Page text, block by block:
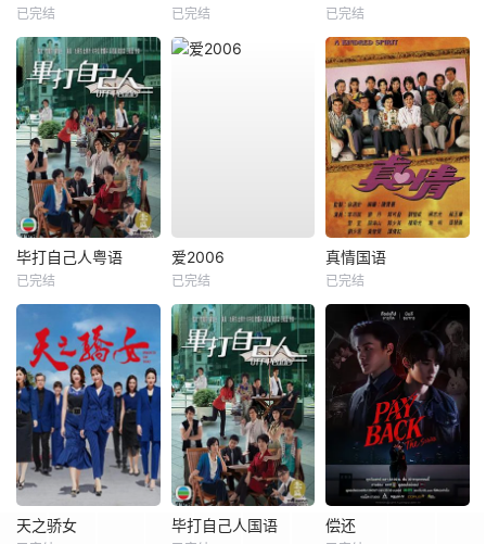
已完结 已完结 已完结
毕打自己人粤语
已完结
爱2006
已完结
真情国语
已完结
天之骄女 毕打自己人国语 偿还